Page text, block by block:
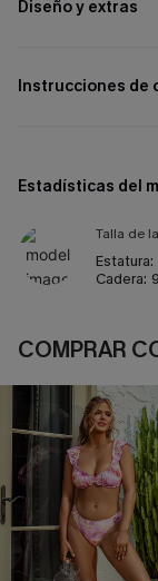
Diseño y extras
Instrucciones de
Estadísticas del
Talla de
Estatura:
Cadera:
COMPRAR